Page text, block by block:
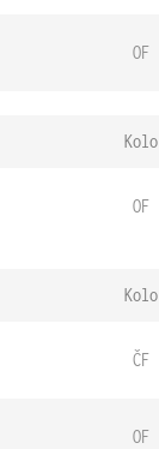
OF
Kolo
OF
Kolo
ČF
OF